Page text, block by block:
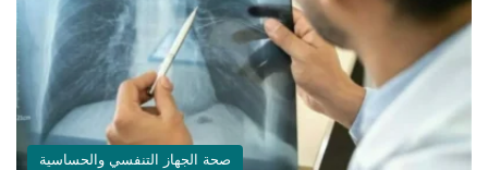
صحة الجهاز التنفسي والحساسية